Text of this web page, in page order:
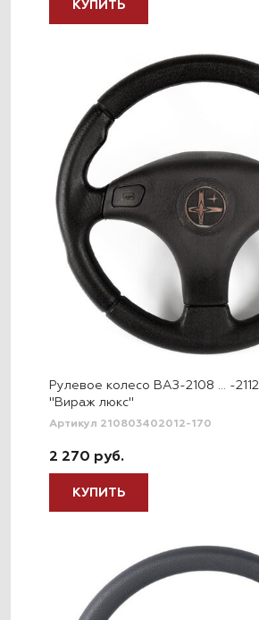
КУПИТЬ
Рулевое колесо ВАЗ-2108 … -
"Вираж люкс"
Артикул 210803402012-170
2 270 руб.
КУПИТЬ